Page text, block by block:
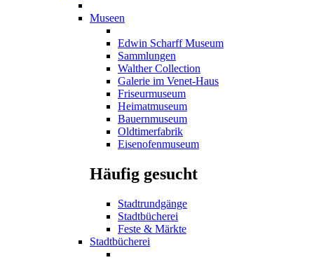
Museen
Edwin Scharff Museum
Sammlungen
Walther Collection
Galerie im Venet-Haus
Friseurmuseum
Heimatmuseum
Bauernmuseum
Oldtimerfabrik
Eisenofenmuseum
Häufig gesucht
Stadtrundgänge
Stadtbücherei
Feste & Märkte
Stadtbücherei